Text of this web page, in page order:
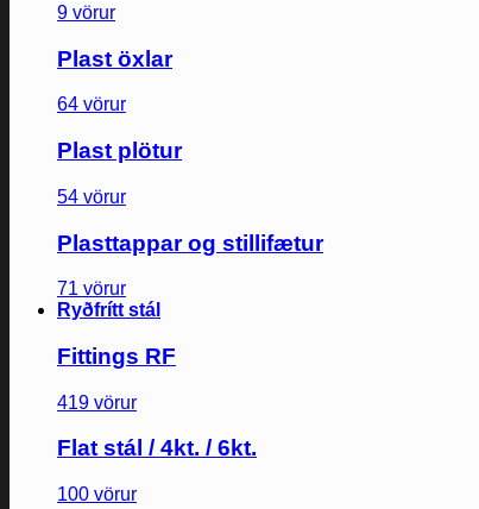
9 vörur
Plast öxlar
64 vörur
Plast plötur
54 vörur
Plasttappar og stillifætur
71 vörur
Ryðfrítt stál
Fittings RF
419 vörur
Flat stál / 4kt. / 6kt.
100 vörur